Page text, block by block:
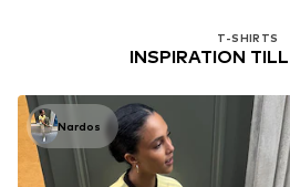
T-SHIRTS
INSPIRATION
Nardos